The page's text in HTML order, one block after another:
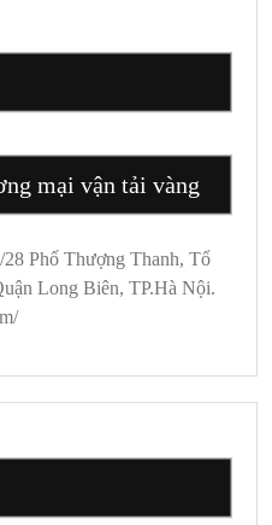
Ngày
Đêm
mại vận tải vàng
Phố Thượng Thanh, Tổ
Long Biên, TP.Hà Nội.